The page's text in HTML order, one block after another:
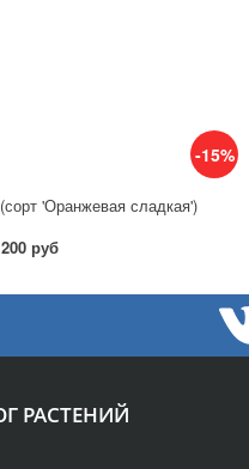
-15%
'Оранжевая сладкая')
200 руб
РАСТЕНИЙ